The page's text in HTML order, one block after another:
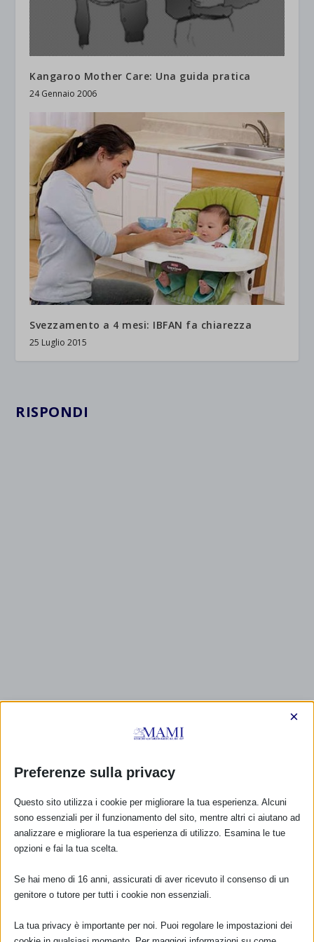
Kangaroo Mother Care: Una guida pratica
24 Gennaio 2006
Svezzamento a 4 mesi: IBFAN fa chiarezza
25 Luglio 2015
RISPONDI
Preferenze sulla privacy
×
Questo sito utilizza i cookie per migliorare la tua esperienza. Alcuni
sono essenziali per il funzionamento del sito, mentre altri ci aiutano ad
analizzare e migliorare la tua esperienza di utilizzo. Esamina le tue
opzioni e fai la tua scelta.
Se hai meno di 16 anni, assicurati di aver ricevuto il consenso di un
genitore o tutore per tutti i cookie non essenziali.
La tua privacy è importante per noi. Puoi regolare le impostazioni dei